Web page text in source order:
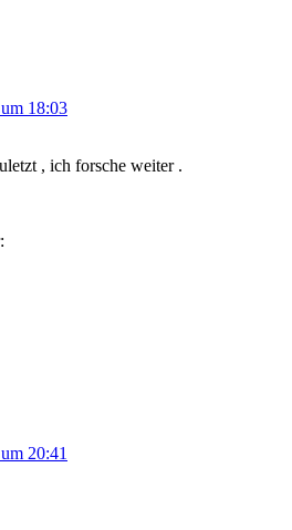
18:03
, ich forsche weiter .
20:41